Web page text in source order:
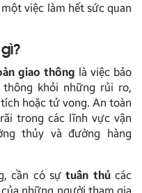
một việc làm hết sức quan
giao thông là việc bảo
khỏi những rủi ro,
hoặc tử vong. An toàn
trong các lĩnh vực vận
thủy và đường hàng
cần có sựtuân thủcác
những người tham gia